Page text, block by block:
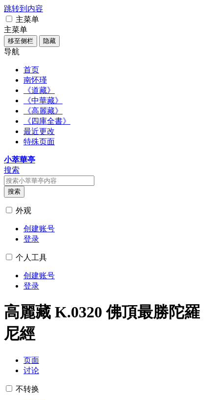
跳转到内容
主菜单
主菜单
移至侧栏 隐藏
导航
首页
南怀瑾
《道藏》
《中華藏》
《高麗藏》
《四庫全書》
最近更改
特殊页面
小萃華亭
搜索
搜索
外观
创建账号
登录
个人工具
创建账号
登录
高麗藏 K.0320 佛頂最勝陀羅
尼經
页面
讨论
不转换